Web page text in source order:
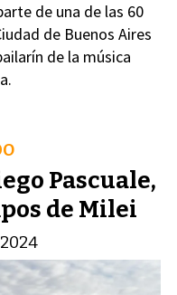
de una de las 60
de Buenos Aires
de la música
Pascuale,
de Milei